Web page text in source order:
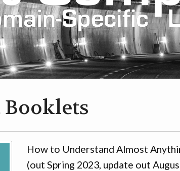
BOOK CHAPTERS
WORKSHOP PAPERS
PATTERN PAPERS
TUTORIALS
Booklets
How to Understand Almost
(out Spring 2023, update out